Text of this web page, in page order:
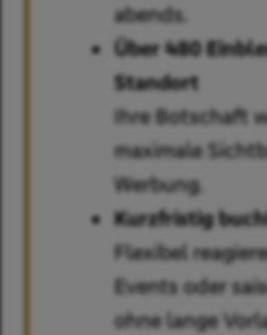
abends.
Über 480
Standort
Ihre Botschaft
maximale
Werbung.
Kurzfristig
Flexibel
Events oder
ohne lange